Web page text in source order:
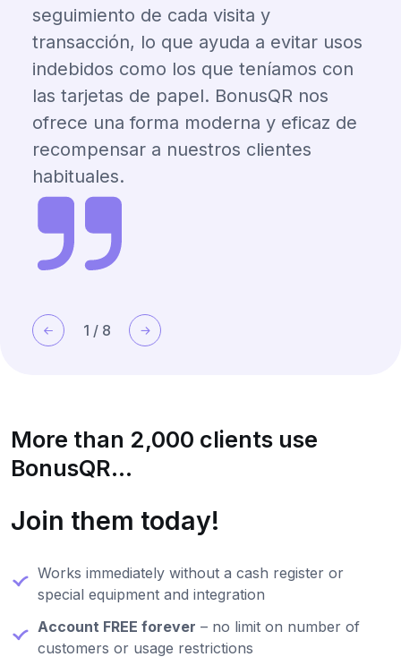
seguimiento de cada visita y
transacción, lo que ayuda a evitar usos
indebidos como los que teníamos con
las tarjetas de papel. BonusQR nos
ofrece una forma moderna y eficaz de
recompensar a nuestros clientes
habituales.
1 / 8
More than 2,000 clients use
BonusQR...
Join them today!
Works immediately without a cash register or
special equipment and integration
Account FREE forever – no limit on number of
customers or usage restrictions